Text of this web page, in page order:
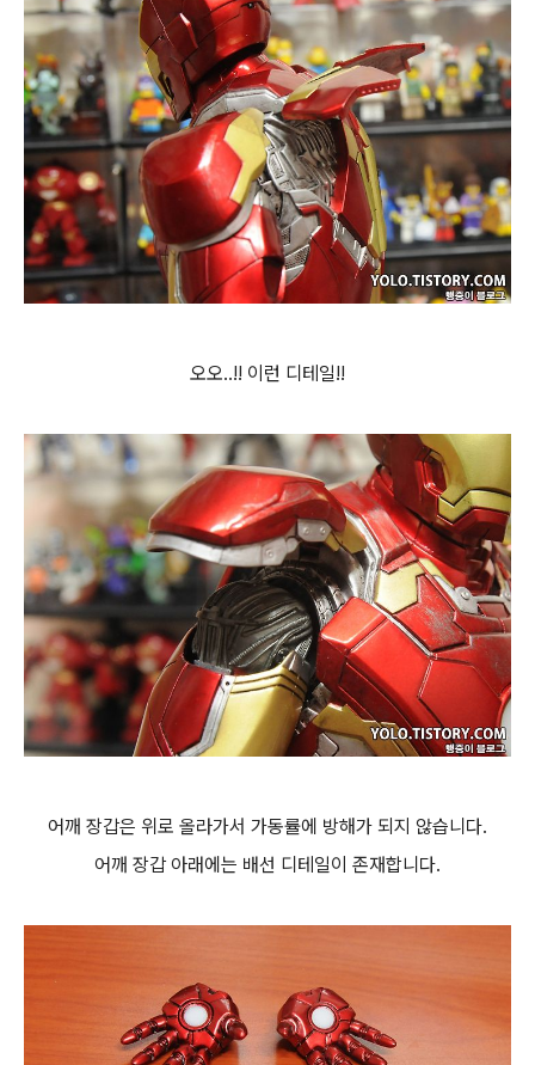
오오..!! 이런 디테일!!
어깨 장갑은 위로 올라가서 가동률에 방해가 되지 않습니다.
어깨 장갑 아래에는 배선 디테일이 존재합니다.